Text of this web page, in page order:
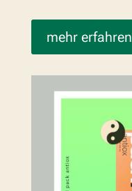
mehr erfahren